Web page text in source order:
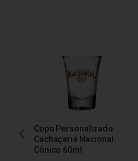
Copo Personalizado
Cachaçaria Nacional
Cônico 60ml